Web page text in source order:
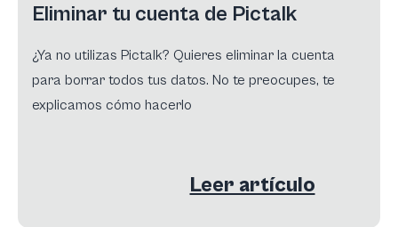
Eliminar tu cuenta de Pictalk
¿Ya no utilizas Pictalk? Quieres eliminar la cuenta
para borrar todos tus datos. No te preocupes, te
explicamos cómo hacerlo
Leer artículo